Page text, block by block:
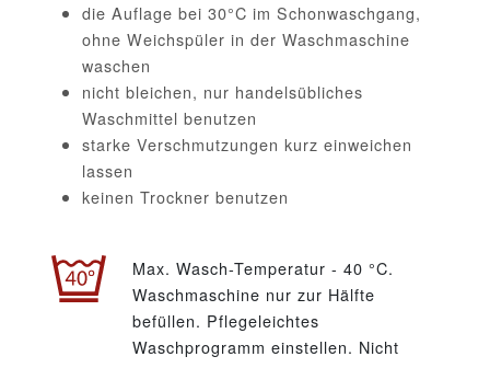
die Auflage bei 30°C im Schonwaschgang,
ohne Weichspüler in der Waschmaschine
waschen
nicht bleichen, nur handelsübliches
Waschmittel benutzen
starke Verschmutzungen kurz einweichen
lassen
keinen Trockner benutzen
Max. Wasch-Temperatur - 40 °C.
Waschmaschine nur zur Hälfte
befüllen. Pflegeleichtes
Waschprogramm einstellen. Nicht